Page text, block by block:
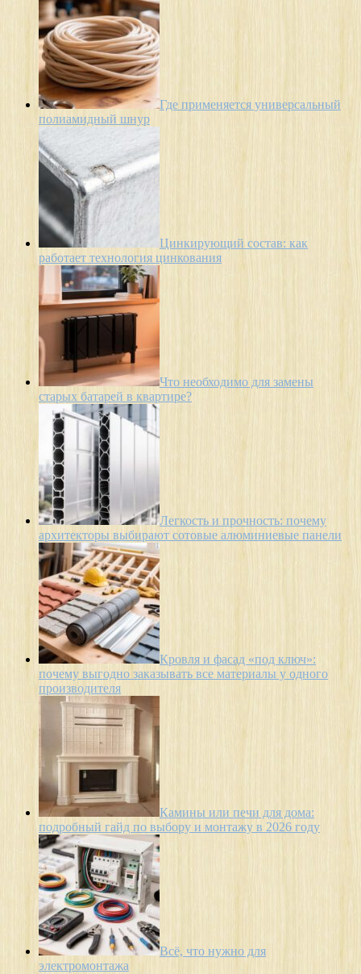
Где применяется универсальный
полиамидный шнур
Цинкирующий состав: как
работает технология цинкования
Что необходимо для замены
старых батарей в квартире?
Легкость и прочность: почему
архитекторы выбирают сотовые алюминиевые панели
Кровля и фасад «под ключ»:
почему выгодно заказывать все материалы у одного
производителя
Камины или печи для дома:
подробный гайд по выбору и монтажу в 2026 году
Всё, что нужно для
электромонтажа